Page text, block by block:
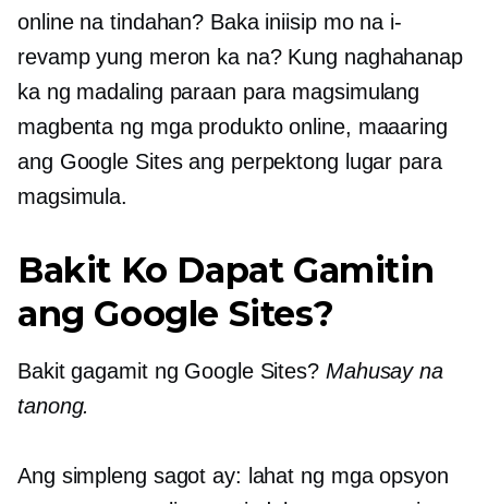
online na tindahan? Baka iniisip mo na i-
revamp yung meron ka na? Kung naghahanap
ka ng madaling paraan para magsimulang
magbenta ng mga produkto online, maaaring
ang Google Sites ang perpektong lugar para
magsimula.
Bakit Ko Dapat Gamitin
ang Google Sites?
Bakit gagamit ng Google Sites? Mahusay na
tanong.
Ang simpleng sagot ay: lahat ng mga opsyon